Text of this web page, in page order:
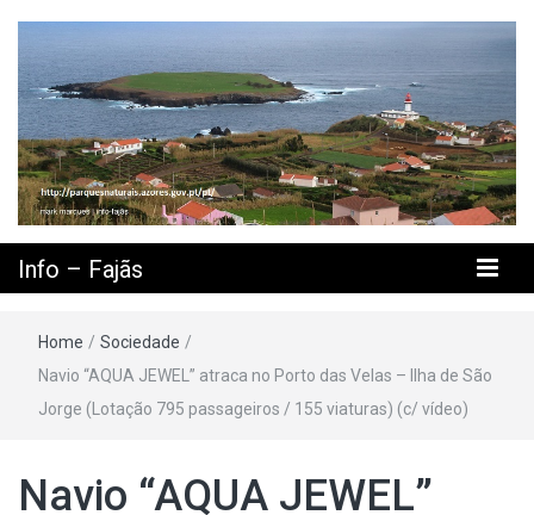
Info – Fajãs
Home / Sociedade /
Navio “AQUA JEWEL” atraca no Porto das Velas – Ilha de São
Jorge (Lotação 795 passageiros / 155 viaturas) (c/ vídeo)
Navio “AQUA JEWEL”